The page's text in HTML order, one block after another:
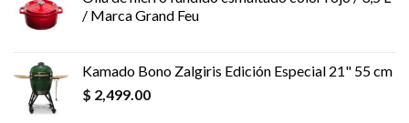
/ Marca Grand Feu
Kamado Bono Zalgiris Edición Especial 21" 55 cm
$ 2,499.00